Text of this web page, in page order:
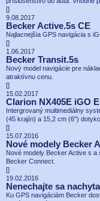
[]
9.08.2017
Becker Active.5s CE
Najlacnejšia GPS navigácia s
[]
1.06.2017
Becker Transit.5s
Nový model navigácie pre
atraktívnu cenu.
[]
15.02.2017
Clarion NX405E iGO
Intergrovaný multimediálny
(45 krajín) a 15,2 cm (6")
[]
15.07.2016
Nové modely Becker
Nové modely Becker Active s a
Becker Connect.
[]
19.02.2016
Nenechajte sa
Ku GPS navigáciám Becker